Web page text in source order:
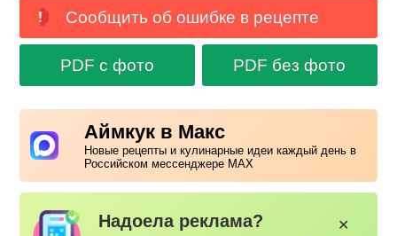
Сообщить об ошибке в рецепте
PDF с фото PDF без фото
Аймкук в Макс
Новые рецепты и кулинарные идеи каждый день в
Российском мессенджере MAX
Надоела реклама? ✕